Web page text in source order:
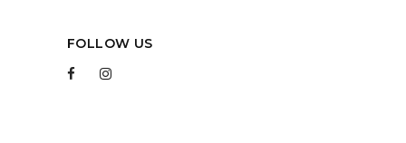
FOLLOW US